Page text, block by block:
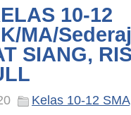
10-12
MA/
SIANG,
Kelas 10-12 SMA